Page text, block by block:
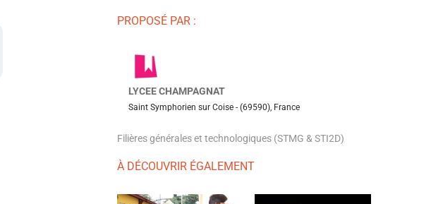
PROPOSÉ PAR :
LYCEE CHAMPAGNAT
Saint Symphorien sur Coise - (69590), France
Filières générales et technologiques (STMG & STI2D)
À DÉCOUVRIR ÉGALEMENT